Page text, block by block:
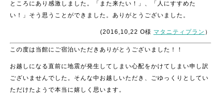
ところにあり感激しました。「また来たい！」、「人にすすめた
い！」そう思うことができました。ありがとうございました。
(2016,10,22 O様 マタニティプラン ）
この度は当館にご宿泊いただきありがとうございました！！
お越しになる直前に地震が発生してしまい心配をかけてしまい申し訳
ございませんでした。そんな中お越しいただき、ごゆっくりとしてい
ただけたようで本当に嬉しく思います。